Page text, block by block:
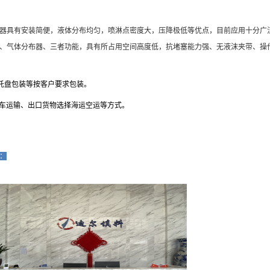
有安装简便，液体分布均匀，喷淋点密度大，压降极低等优点，目前应用十分广
体分布器、三者功能，具有所占用空间高度低，抗堵塞能力强、无液沫夹带、操
包装等按客户要求包装。
输、出口货物选择海运空运等方式。